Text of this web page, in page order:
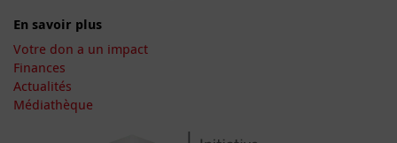
En savoir plus
Votre don a un impact
Finances
Actualités
Médiathèque